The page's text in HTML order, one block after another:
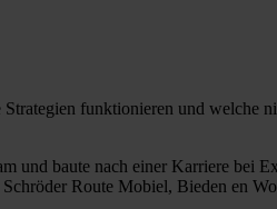
funktionieren und welche
und baute nach einer Karriere bei
Route Mobiel, Bieden en